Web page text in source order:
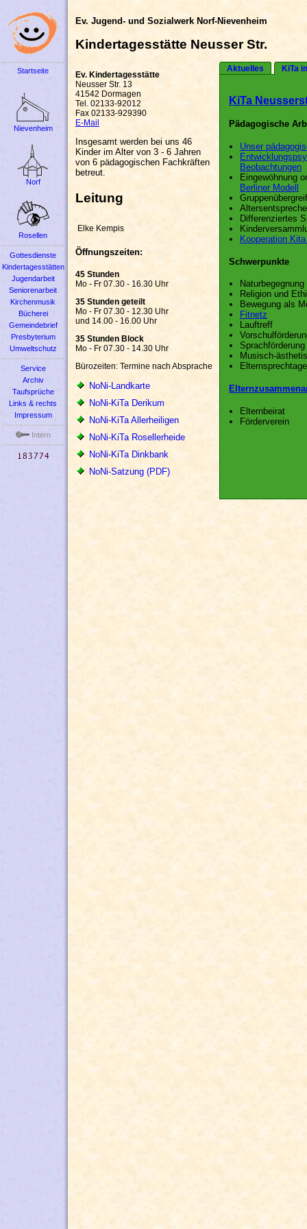
Ev. Jugend- und Sozialwerk Norf-Nievenheim
Kindertagesstätte Neusser Str.
Startseite
Nievenheim
Norf
Rosellen
Gottesdienste
Kindertagesstätten
Jugendarbeit
Seniorenarbeit
Kirchenmusik
Bücherei
Gemeindebrief
Presbyterium
Umweltschutz
Service
Archiv
Taufsprüche
Links & rechts
Impressum
Intern
Aktuelles KiTa
KiTa
Pädagogische
Unser
Beobachtungen
Eingewöhnung
Berliner Modell
Differenziertes
Kooperation
Schwerpunkte
Naturbegegnung
Religion und
Bewegung als
Fitnetz
Lauftreff
Sprachförderung
Musisch-
Elternsprechtage
Elternbeirat
Förderverein
Ev. Kindertagesstätte
Neusser Str. 13
41542 Dormagen
Tel. 02133-92012
Fax 02133-929390
E-Mail
Insgesamt werden bei uns 46
Kinder im Alter von 3 - 6 Jahren
von 6 pädagogischen Fachkräften
betreut.
Leitung
Elke Kempis
Öffnungszeiten:
45 Stunden
Mo - Fr 07.30 - 16.30 Uhr
35 Stunden geteilt
Mo - Fr 07.30 - 12.30 Uhr
und 14.00 - 16.00 Uhr
35 Stunden Block
Mo - Fr 07.30 - 14.30 Uhr
Bürozeiten: Termine nach Absprache
NoNi-Landkarte
NoNi-KiTa Derikum
NoNi-KiTa Allerheiligen
NoNi-KiTa Rosellerheide
NoNi-KiTa Dinkbank
NoNi-Satzung (PDF)